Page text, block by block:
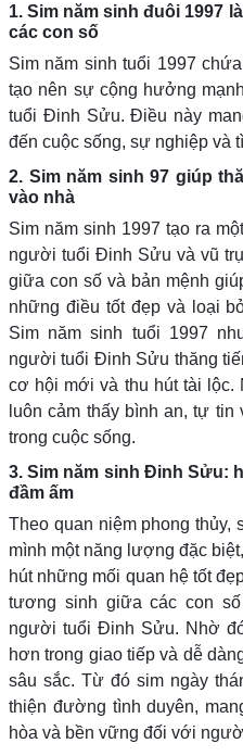
1. Sim năm sinh đuôi 1997
các con số
Sim năm sinh tuổi 1997
tạo nên sự cộng hưởng
tuổi Đinh Sửu. Điều này
đến cuộc sống, sự nghiệp và
2. Sim năm sinh 97 giúp
vào nhà
Sim năm sinh 1997 tạo ra
người tuổi Đinh Sửu và vũ
giữa con số và bản mệnh
những điều tốt đẹp và loại
Sim năm sinh tuổi 1997
người tuổi Đinh Sửu thăng
cơ hội mới và thu hút tài
luôn cảm thấy bình an, tự
trong cuộc sống.
3. Sim năm sinh Đinh Sửu:
đầm ấm
Theo quan niệm phong thủy,
mình một năng lượng đặc
hút những mối quan hệ tốt
tương sinh giữa các con
người tuổi Đinh Sửu. Nhờ
hơn trong giao tiếp và dễ
sâu sắc. Từ đó sim ngày
thiện đường tình duyên,
hòa và bền vững đối với